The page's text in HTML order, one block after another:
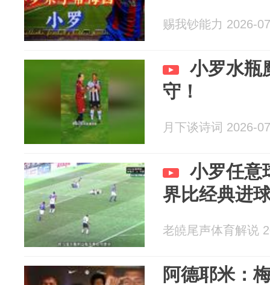
赐我钞能力 2026-
小罗水瓶
守！
月下谈诗词 2026-
小罗任意
界比经典进
老皢尾声体育解说
阿德耶米：